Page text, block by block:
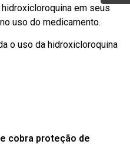
em seus
uso do medicamento.
o uso da hidroxicloroquina
cobra proteção de